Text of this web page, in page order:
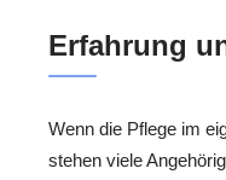
Erfahrung
Wenn die Pflege im
stehen viele